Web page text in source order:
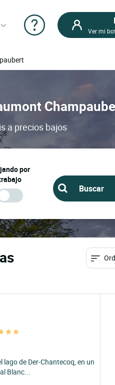
Ver mi
a precios bajos
por
de Der-Chantecoq, en un
Blanc...